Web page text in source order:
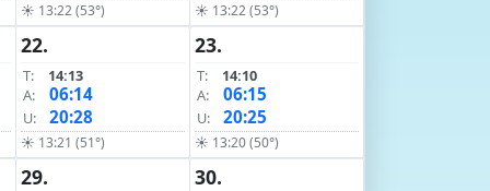
☀ 13:22 (53°) ☀ 13:22 (53°)
22.
T:
14:13
A:
06:14
U: 20:28
☀ 13:21 (51°)
23.
T:
14:10
A:
06:15
U: 20:25
☀ 13:20 (50°)
29. 30.